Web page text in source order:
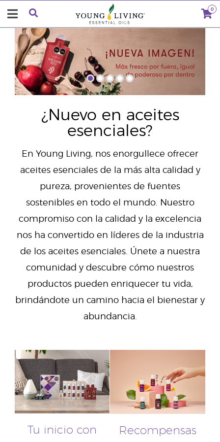
0
¿Nuevo en aceites
esenciales?
En Young Living, nos enorgullece ofrecer
aceites esenciales de la más alta calidad y
pureza, provenientes de fuentes
sostenibles en todo el mundo. Nuestro
compromiso con la calidad y la excelencia
nos ha convertido en líderes de la industria
de los aceites esenciales. Únete a nuestra
comunidad y descubre cómo nuestros
productos pueden enriquecer tu vida,
brindándote un camino hacia el bienestar y
abundancia.
Tu inicio con
Recompensas